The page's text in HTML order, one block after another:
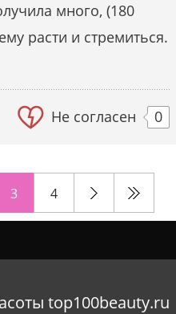
много, (180
расти и стремиться.
Не согласен 0
3 4
top100beauty.ru